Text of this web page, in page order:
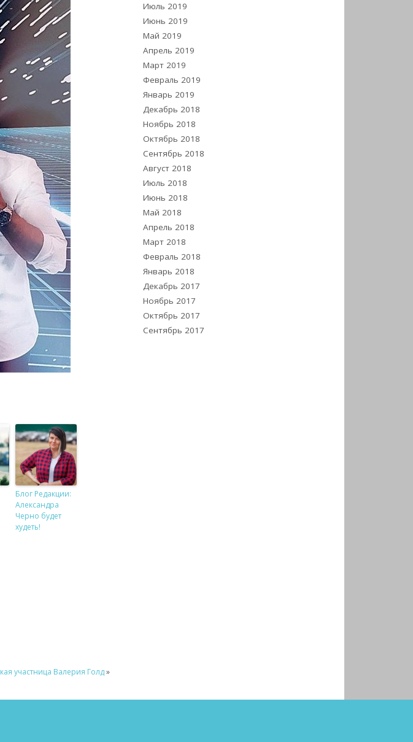
Блог Редакции:
Александра
Черно будет
худеть!
участница Валерия Голд»
Июль 2019
Июнь 2019
Май 2019
Апрель 2019
Март 2019
Февраль 2019
Январь 2019
Декабрь 2018
Ноябрь 2018
Октябрь 2018
Сентябрь 2018
Август 2018
Июль 2018
Июнь 2018
Май 2018
Апрель 2018
Март 2018
Февраль 2018
Январь 2018
Декабрь 2017
Ноябрь 2017
Октябрь 2017
Сентябрь 2017